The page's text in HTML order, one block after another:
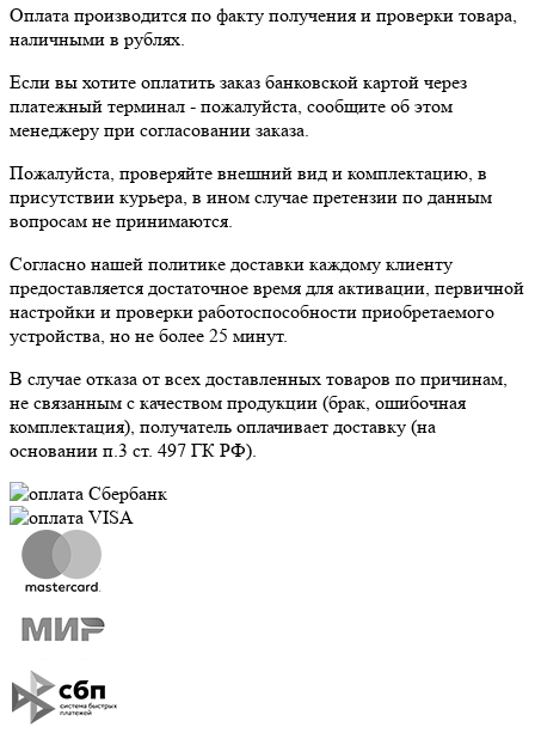
Оплата производится по факту получения и проверки товара,
наличными в рублях.
Если вы хотите оплатить заказ банковской картой через
платежный терминал - пожалуйста, сообщите об этом
менеджеру при согласовании заказа.
Пожалуйста, проверяйте внешний вид и комплектацию, в
присутствии курьера, в ином случае претензии по данным
вопросам не принимаются.
Согласно нашей политике доставки каждому клиенту
предоставляется достаточное время для активации, первичной
настройки и проверки работоспособности приобретаемого
устройства, но не более 25 минут.
В случае отказа от всех доставленных товаров по причинам,
не связанным с качеством продукции (брак, ошибочная
комплектация), получатель оплачивает доставку (на
основании п.3 ст. 497 ГК РФ).